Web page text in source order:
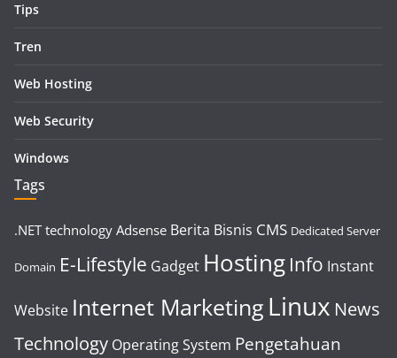
Tips
Tren
Web Hosting
Web Security
Windows
Tags
.NET technology Adsense Berita Bisnis CMS Dedicated Server
Domain E-Lifestyle Gadget Hosting Info Instant
Website Internet Marketing Linux News
Technology Operating System Pengetahuan